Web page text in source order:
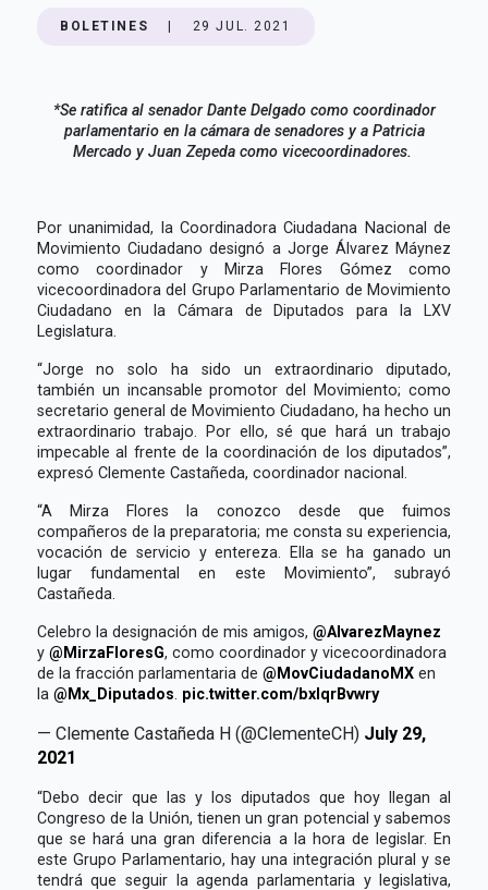
BOLETINES 29 JUL. 2021
*Se ratifica al senador Dante Delgado como coordinador
parlamentario en la cámara de senadores y a Patricia
Mercado y Juan Zepeda como vicecoordinadores.
Por unanimidad, la Coordinadora Ciudadana Nacional de
Movimiento Ciudadano designó a Jorge Álvarez Máynez
como coordinador y Mirza Flores Gómez como
vicecoordinadora del Grupo Parlamentario de Movimiento
Ciudadano en la Cámara de Diputados para la LXV
Legislatura.
“Jorge no solo ha sido un extraordinario diputado,
también un incansable promotor del Movimiento; como
secretario general de Movimiento Ciudadano, ha hecho un
extraordinario trabajo. Por ello, sé que hará un trabajo
impecable al frente de la coordinación de los diputados”,
expresó Clemente Castañeda, coordinador nacional.
“A Mirza Flores la conozco desde que fuimos
compañeros de la preparatoria; me consta su experiencia,
vocación de servicio y entereza. Ella se ha ganado un
lugar fundamental en este Movimiento”, subrayó
Castañeda.
Celebro la designación de mis amigos, @AlvarezMaynez
y @MirzaFloresG, como coordinador y vicecoordinadora
de la fracción parlamentaria de @MovCiudadanoMXen
la @Mx_Diputados pic.twitter.com/bxlqrBvwry
— Clemente Castañeda H (@ClementeCH) July 29,
2021
“Debo decir que las y los diputados que hoy llegan al
Congreso de la Unión, tienen un gran potencial y sabemos
que se hará una gran diferencia a la hora de legislar. En
este Grupo Parlamentario, hay una integración plural y se
tendrá que seguir la agenda parlamentaria y legislativa,